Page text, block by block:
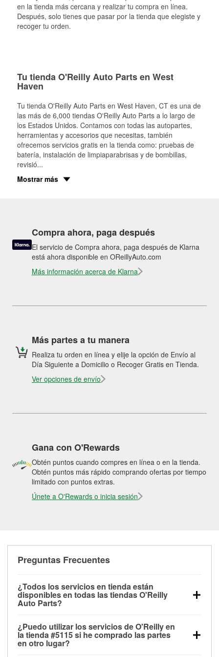
en la tienda más cercana y realizar tu compra en línea.
Después, solo tienes que pasar por la tienda que elegiste y
recoger tu orden.
Tu tienda O'Reilly Auto Parts en West
Haven
Tu tienda O'Reilly Auto Parts en West Haven, CT es una de
las más de 6,000 tiendas O'Reilly Auto Parts a lo largo de
los Estados Unidos. Contamos con todas las autopartes,
herramientas y accesorios que necesitas, también
ofrecemos servicios gratis en la tienda como: pruebas de
batería, instalación de limpiaparabrisas y de bombillas,
revisió...
Mostrar más
Compra ahora, paga después
El servicio de Compra ahora, paga después de Klarna
está ahora disponible en OReillyAuto.com
Más información acerca de Klarna
Más partes a tu manera
Realiza tu orden en línea y elije la opción de Envío al
Día Siguiente a Domicilio o Recoger Gratis en Tienda.
Ver opciones de envío
Gana con O'Rewards
Obtén puntos cuando compres en línea o en la tienda.
Obtén puntos más rápido comprando ofertas por tiempo
limitado con puntos extras.
Únete a O'Rewards o inicia sesión
Preguntas Frecuentes
¿Todos los servicios en tienda están
disponibles en todas las tiendas O'Reilly
Auto Parts?
las pruebas de batería, pruebas de alternador y
motor de arranque, revisión de la luz “Check Engine”
con O'Reilly VeriScan® e instalación de
¿Puedo utilizar los servicios de O'Reilly en
la tienda #5115 si he comprado las partes
en otro lugar?